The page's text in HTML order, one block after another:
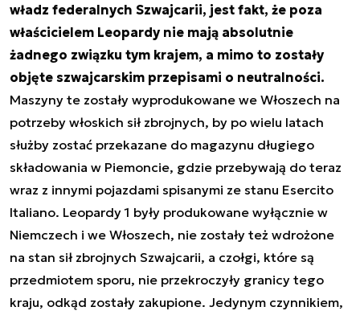
władz federalnych Szwajcarii, jest fakt, że poza
właścicielem Leopardy nie mają absolutnie
żadnego związku tym krajem, a mimo to zostały
objęte szwajcarskim przepisami o neutralności.
Maszyny te zostały wyprodukowane we Włoszech na
potrzeby włoskich sił zbrojnych, by po wielu latach
służby zostać przekazane do magazynu długiego
składowania w Piemoncie, gdzie przebywają do teraz
wraz z innymi pojazdami spisanymi ze stanu Esercito
Italiano. Leopardy 1 były produkowane wyłącznie w
Niemczech i we Włoszech, nie zostały też wdrożone
na stan sił zbrojnych Szwajcarii, a czołgi, które są
przedmiotem sporu, nie przekroczyły granicy tego
kraju, odkąd zostały zakupione. Jedynym czynnikiem,